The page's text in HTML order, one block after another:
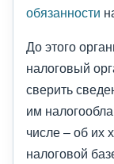
обязанности
До этого
налоговый
сверить
им
числе – об их
налоговой